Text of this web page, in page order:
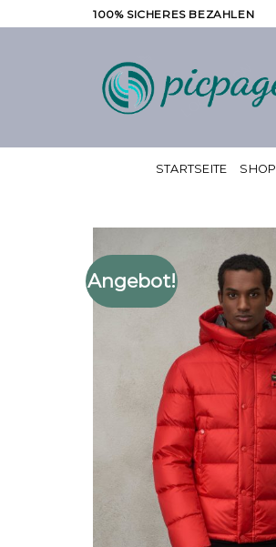
Inhalt
100% SICHERES BEZAHLEN
STARTSEITE SHOP
Angebot!